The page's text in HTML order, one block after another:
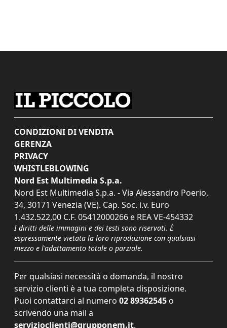
CONDIZIONI DI VENDITA
GERENZA
PRIVACY
WHISTLEBLOWING
Nord Est Multimedia S.p.a.
Nord Est Multimedia S.p.a. - Via Alessandro Poerio,
34, 30171 Venezia (VE). Cap. Soc. i.v. Euro
1.432.522,00 C.F. 05412000266 e REA VE-454332
I diritti delle immagini e dei testi sono riservati. È
espressamente vietata la loro riproduzione con qualsiasi
mezzo e l'adattamento totale o parziale.
Per qualsiasi necessità o domanda, il nostro
servizio clienti è a tua completa disposizione.
Puoi contattarci al numero 02 89362545 o
scrivendo una mail a
servizioclienti@grupponem.it.